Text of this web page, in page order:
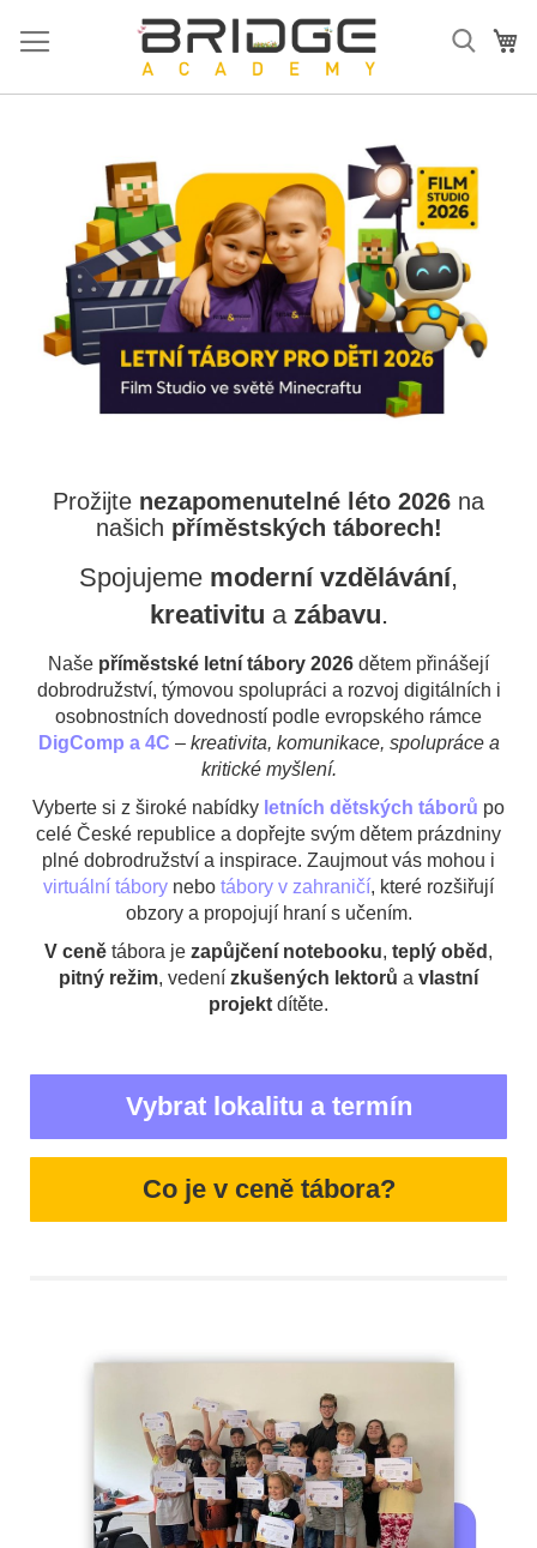
na
Prožijte nezapomenutelné léto 2026 na
našich příměstských táborech!
Spojujeme moderní vzdělávání,
kreativitu a zábavu.
Naše příměstské letní tábory 2026 dětem přinášejí
dobrodružství, týmovou spolupráci a rozvoj digitálních i
osobnostních dovedností podle evropského rámce
DigComp a 4C – kreativita, komunikace, spolupráce a
kritické myšlení.
Vyberte si z široké nabídky letních dětských táborů po
celé České republice a dopřejte svým dětem prázdniny
plné dobrodružství a inspirace. Zaujmout vás mohou i
virtuální tábory nebo tábory v zahraničí, které rozšiřují
obzory a propojují hraní s učením.
V ceně tábora je zapůjčení notebooku, teplý oběd ,
pitný režim, vedení zkušených lektorů a vlastní
projekt dítěte.
Vybrat lokalitu a termín
Co je v ceně tábora?